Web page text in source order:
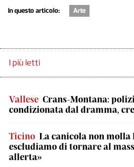
In questo articolo: Arte
I più letti
Vallese Crans-Montana:
condizionata dal dramma,
Ticino La canicola non molla
escludiamo di tornare al
allerta»